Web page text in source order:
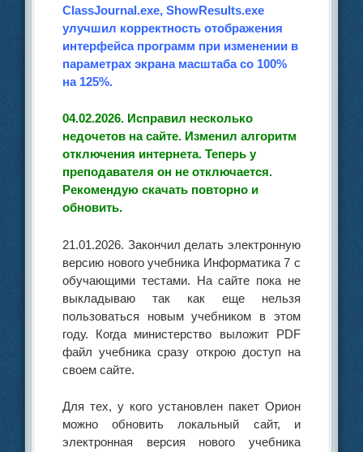
ClassJournal.exe, ShowResults.exe
улучшил корректность отображения
интерфейса программ при изменении в
параметрах экрана масштаба со 100%
на 125%.
04.02.2026. Исправил несколько
недочетов на сайте. Изменил алгоритм
отключения интернета. Теперь у
преподавателя он не отключается.
Рекомендую скачать повторно и
обновить.
21.01.2026. Закончил делать электронную
версию нового учебника Информатика 7 с
обучающими тестами. На сайте пока не
выкладываю так как еще нельзя
пользоваться новым учебником в этом
году. Когда министерство выложит PDF
файл учебника сразу открою доступ на
своем сайте.
Для тех, у кого установлен пакет Орион
можно обновить локальный сайт, и
электронная версия нового учебника